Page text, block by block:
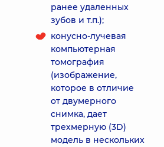
ранее удаленных
зубов и т.п.);
конусно-лучевая
компьютерная
томография
(изображение,
которое в отличие
от двумерного
снимка, дает
трехмерную (3D)
модель в нескольких